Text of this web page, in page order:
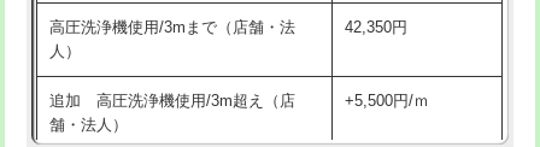
業）
排水管工事（追加 排水管工事/3ｍ超
高圧洗浄機使用/3mまで（店舗・法
人）
42,350円
追加 高圧洗浄機使用/3m超え（店
舗・法人）
+5,500円/ｍ